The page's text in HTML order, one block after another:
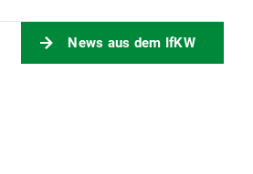
News aus dem IfKW